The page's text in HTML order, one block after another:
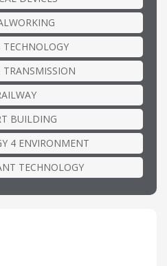
TECHNOLOGY
TRANSMISSION
BUILDING
4 ENVIRONMENT
TECHNOLOGY